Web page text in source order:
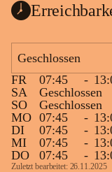
Geschlossen
FR
07:45 -
SA
Geschlossen
SO
Geschlossen
MO 07:45 -
DI
07:45 -
MI
07:45 -
DO
07:45 -
Zuletzt bearbeitet: 26.11.2025